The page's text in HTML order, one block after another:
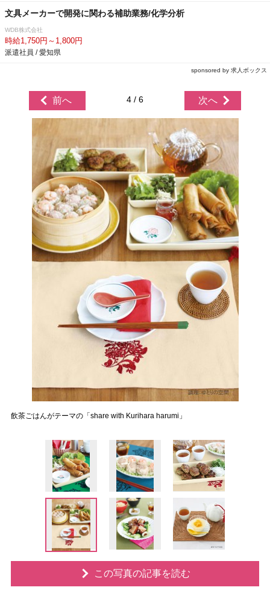
文具メーカーで開発に関わる補助業務/化学分析
WDB株式会社
時給1,750円～1,800円
派遣社員 / 愛知県
sponsored by 求人ボックス
前へ 4 / 6 次へ
飲茶ごはんがテーマの「share with Kurihara harumi」
この写真の記事を読む